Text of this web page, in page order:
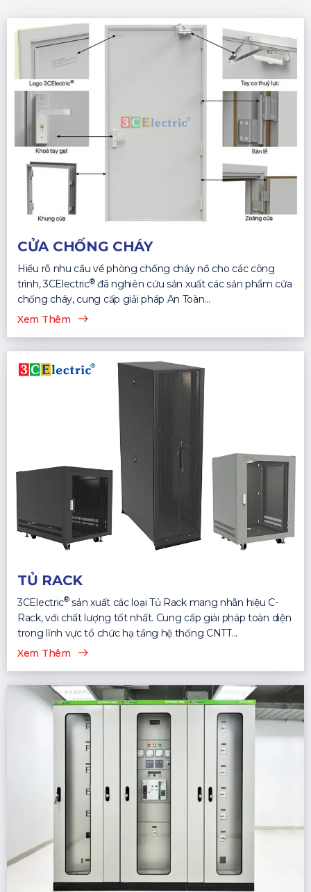
CỬA CHỐNG CHÁY
Hiểu rõ nhu cầu về phòng chống cháy nổ cho các công
trình, 3CElectric®đã nghiên cứu sản xuất các sản phẩm cửa
chống cháy, cung cấp giải pháp An Toàn...
Xem Thêm
TỦ RACK
3CElectric®sản xuất các loại Tủ Rack mang nhãn hiệu C-
Rack, với chất lượng tốt nhất. Cung cấp giải pháp toàn diện
trong lĩnh vực tổ chức hạ tầng hệ thống CNTT...
Xem Thêm